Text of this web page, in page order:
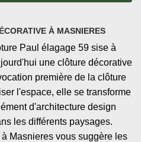
À MASNIERES
Paul élagage 59 sise à
une clôture décorative
première de la clôture
l'espace, elle se transforme
d'architecture design
les différents paysages.
Masnieres vous suggère les